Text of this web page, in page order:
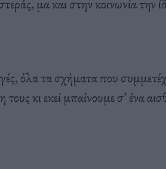
όλα τα σχήματα που
κι εκεί μπαίνουμε σ’ ένα